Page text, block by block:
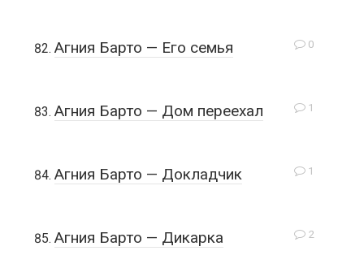
0
Агния Барто — Его семья
1
Агния Барто — Дом переехал
1
Агния Барто — Докладчик
2
Агния Барто — Дикарка